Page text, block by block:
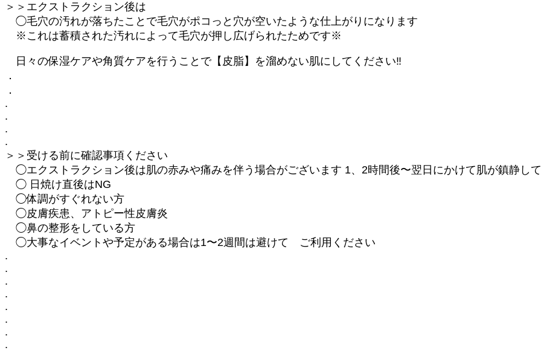
＞＞エクストラクション後は
◯毛穴の汚れが落ちたことで毛穴がポコっと穴が空いたような仕上がりになります
※これは蓄積された汚れによって毛穴が押し広げられたためです※
日々の保湿ケアや角質ケアを行うことで【皮脂】を溜めない肌にしてください‼︎
．
．
.
.
.
.
＞＞受ける前に確認事項ください
◯エクストラクション後は肌の赤みや痛みを伴う場合がございます 1、2時間後〜翌日にかけて肌
◯ 日焼け直後はNG
◯体調がすぐれない方
◯皮膚疾患、アトピー性皮膚炎
◯鼻の整形をしている方
◯大事なイベントや予定がある場合は1〜2週間は避けて ご利用ください
.
.
.
.
.
.
.
.